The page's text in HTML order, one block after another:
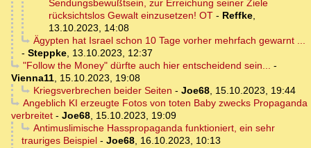
Sendungsbewußtsein, zur Erreichung seiner Ziele
rücksichtslos Gewalt einzusetzen! OT - Reffke,
13.10.2023, 14:08
Ägypten hat Israel schon 10 Tage vorher mehrfach gewarnt ...
- Steppke, 13.10.2023, 12:37
"Follow the Money" dürfte auch hier entscheidend sein... -
Vienna11, 15.10.2023, 19:08
Kriegsverbrechen beider Seiten - Joe68, 15.10.2023, 19:44
Angeblich KI erzeugte Fotos von toten Baby zwecks Propaganda
verbreitet - Joe68, 15.10.2023, 19:09
Antimuslimische Hasspropaganda funktioniert, ein sehr
trauriges Beispiel - Joe68, 16.10.2023, 10:13